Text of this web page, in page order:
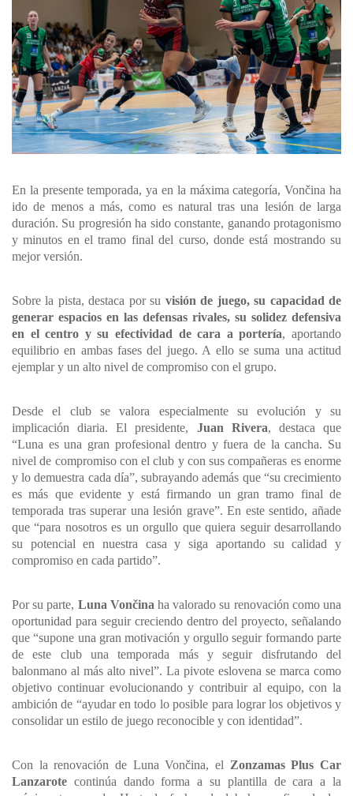
En la presente temporada, ya en la máxima categoría, Vončina ha
ido de menos a más, como es natural tras una lesión de larga
duración. Su progresión ha sido constante, ganando protagonismo
y minutos en el tramo final del curso, donde está mostrando su
mejor versión.
Sobre la pista, destaca por su visión de juego, su capacidad de
generar espacios en las defensas rivales, su solidez defensiva
en el centro y su efectividad de cara a portería, aportando
equilibrio en ambas fases del juego. A ello se suma una actitud
ejemplar y un alto nivel de compromiso con el grupo.
Desde el club se valora especialmente su evolución y su
implicación diaria. El presidente, Juan Rivera, destaca que
“Luna es una gran profesional dentro y fuera de la cancha. Su
nivel de compromiso con el club y con sus compañeras es enorme
y lo demuestra cada día”, subrayando además que “su crecimiento
es más que evidente y está firmando un gran tramo final de
temporada tras superar una lesión grave”. En este sentido, añade
que “para nosotros es un orgullo que quiera seguir desarrollando
su potencial en nuestra casa y siga aportando su calidad y
compromiso en cada partido”.
Por su parte, Luna Vončina ha valorado su renovación como una
oportunidad para seguir creciendo dentro del proyecto, señalando
que “supone una gran motivación y orgullo seguir formando parte
de este club una temporada más y seguir disfrutando del
balonmano al más alto nivel”. La pivote eslovena se marca como
objetivo continuar evolucionando y contribuir al equipo, con la
ambición de “ayudar en todo lo posible para lograr los objetivos y
consolidar un estilo de juego reconocible y con identidad”.
Con la renovación de Luna Vončina, el Zonzamas Plus Car
Lanzarote continúa dando forma a su plantilla de cara a la